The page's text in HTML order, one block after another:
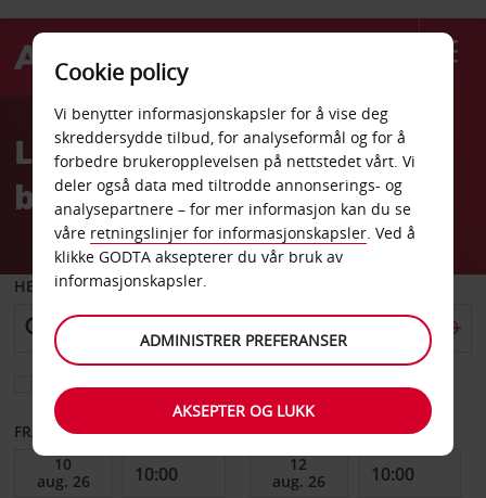
Welcome
AvisLeiebil Zanzibar
bensinstasjon
HENT FRA
Velg et annet leveringssted
FRA DATO TIL DATO
Cookie policy
Vi benytter informasjonskapsler for å vise deg
skreddersydde tilbud, for analyseformål og for å
forbedre brukeropplevelsen på nettstedet vårt. Vi
deler også data med tiltrodde annonserings- og
analysepartnere – for mer informasjon kan du se
våre retningslinjer for informasjonskapsler. Ved å
klikke GODTA aksepterer du vår bruk av
informasjonskapsler.
ADMINISTRER PREFERANSER
AKSEPTER OG LUKK